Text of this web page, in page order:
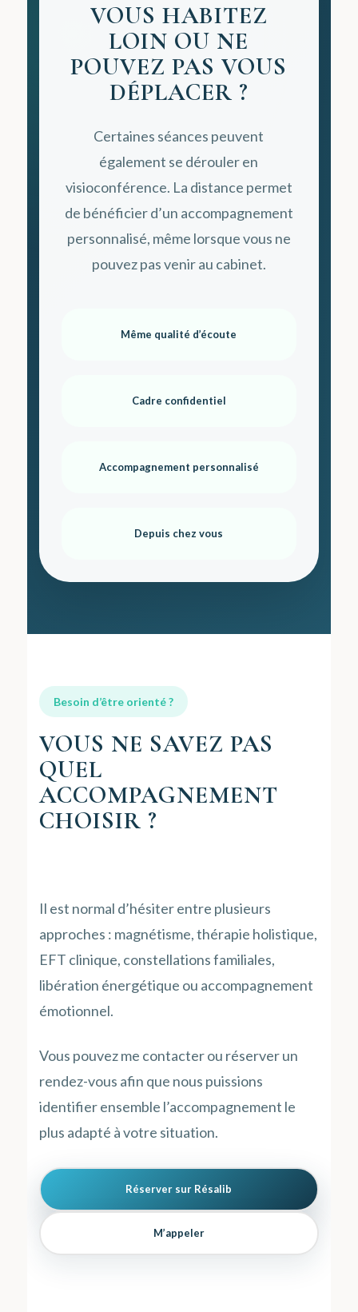
VOUS HABITEZ
LOIN OU NE
POUVEZ PAS VOUS
DÉPLACER ?
Certaines séances peuvent
également se dérouler en
visioconférence. La distance permet
de bénéficier d’un accompagnement
personnalisé, même lorsque vous ne
pouvez pas venir au cabinet.
Même qualité d’écoute
Cadre confidentiel
Accompagnement personnalisé
Depuis chez vous
Besoin d’être orienté ?
VOUS NE SAVEZ PAS
QUEL
ACCOMPAGNEMENT
CHOISIR ?
Il est normal d’hésiter entre plusieurs
approches : magnétisme, thérapie holistique,
EFT clinique, constellations familiales,
libération énergétique ou accompagnement
émotionnel.
Vous pouvez me contacter ou réserver un
rendez-vous afin que nous puissions
identifier ensemble l’accompagnement le
plus adapté à votre situation.
Réserver sur Résalib
M’appeler